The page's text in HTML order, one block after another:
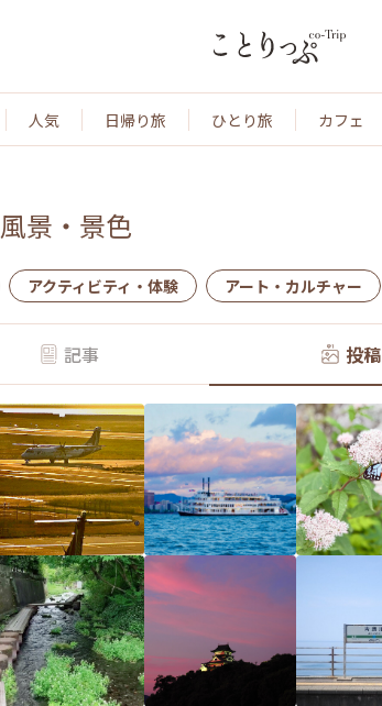
人気 日帰り旅 ひとり旅 カフェ
風景・景色
アクティビティ・体験 アート・カルチャー
記事 投稿